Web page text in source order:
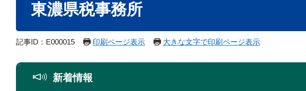
東濃県税事務所
記事ID：E000015 印刷ページ表示 大きな文字で印刷ページ表示
新着情報